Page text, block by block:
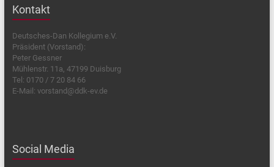
Kontakt
Deutsches-Dan Kollegium e.V.
Präsident (Vorstand):
Peter Gessner
Mühlenstr. 11a, 47199 Duisburg
Tel: 0170 / 7 20 84 66
E-Mail: vorstand@ddk-ev.de
Social Media